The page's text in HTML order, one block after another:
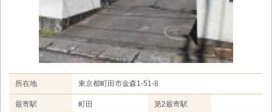
所在地 東京都町田市金森1-51-8
最寄駅 町田 第2最寄駅